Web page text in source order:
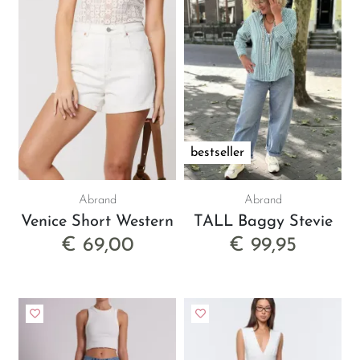
Wat Abrand Jeans onderscheidt, is de
aandacht voor pasvorm. Elk model is
ontworpen om mooi te vallen, comfortabel te
zitten en vertrouwen te geven zodra je hem
aantrekt. De95 Mid Baggy Tall Andy is
bijvoorbeeld perfect voor elk seizoen. De
middelhoge taille draagt comfortabel en is de
perfecte got- voor een baggy style.
pijpen die net onder de enkel vallen. Rond de
billen en heupen is de pasvorm relaxt. Deze
jeans draag je zowel chique door de wassing
Liever een lagere taille met een nonchalante
vibe? De99 Low Baggy Caitlin
bewijst dat
comfort en stijl perfect samengaan. In de
Abrand
Venice Short Western
€ 69,00
bestseller
Abrand
TALL Baggy Stevie
€ 99,95